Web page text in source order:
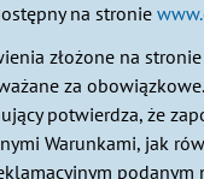
na stronie
złożone na stronie
za
potwierdza, że
Warunkami, jak
podanym